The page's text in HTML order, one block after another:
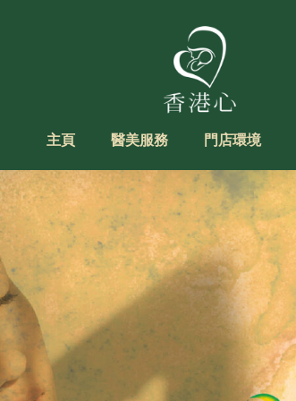
主頁 醫美服務 門店環境